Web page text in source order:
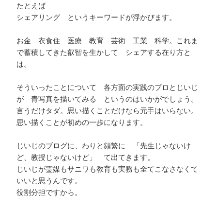
たとえば
シェアリング というキーワードが浮かびます。
お金 衣食住 医療 教育 芸術 工業 科学。これま
で蓄積してきた叡智を生かして シェアする在り方と
は。
そういったことについて 各方面の実践のプロとじいじ
が 青写真を描いてみる というのはいかがでしょう。
言うだけタダ。思い描くことだけなら元手はいらない。
思い描くことが初めの一歩になります。
じいじのブログに、わりと頻繁に 「先生じゃないけ
ど、教授じゃないけど」 て出てきます。
じいじが霊媒もサニワも教育も実務も全てこなさなくて
いいと思うんです。
役割分担ですから。